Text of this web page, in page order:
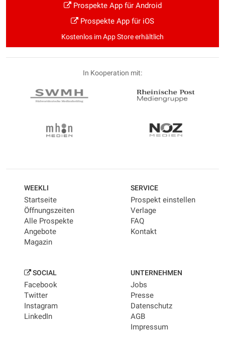
Prospekte App für Android
Prospekte App für iOS
Kostenlos im App Store erhältlich
In Kooperation mit:
WEEKLI
Startseite
Öffnungszeiten
Alle Prospekte
Angebote
Magazin
SERVICE
Prospekt einstellen
Verlage
FAQ
Kontakt
SOCIAL
Facebook
Twitter
Instagram
LinkedIn
UNTERNEHMEN
Jobs
Presse
Datenschutz
AGB
Impressum